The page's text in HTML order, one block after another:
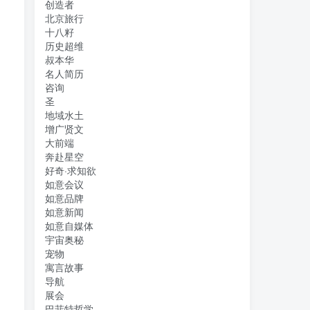
创造者
北京旅行
十八籽
历史超维
叔本华
名人简历
咨询
圣
地域水土
增广贤文
大前端
奔赴星空
好奇·求知欲
如意会议
如意品牌
如意新闻
如意自媒体
宇宙奥秘
宠物
寓言故事
导航
展会